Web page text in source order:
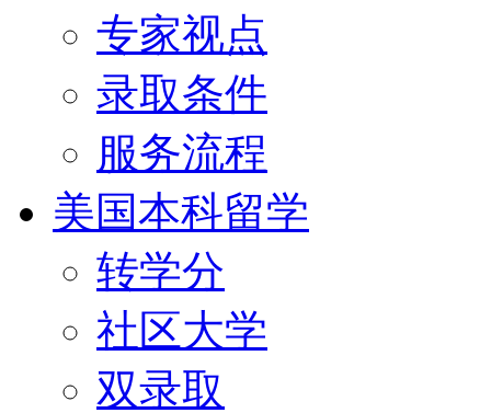
专家视点
录取条件
服务流程
美国本科留学
转学分
社区大学
双录取